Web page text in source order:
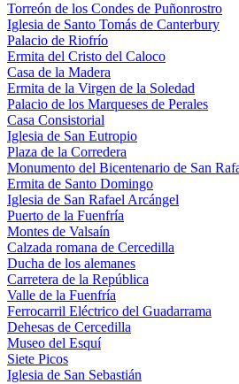
Torreón de los Condes de Puñonrostro
Iglesia de Santo Tomás de Canterbury
Palacio de Riofrío
Ermita del Cristo del Caloco
Casa de la Madera
Ermita de la Virgen de la Soledad
Palacio de los Marqueses de Perales
Casa Consistorial
Iglesia de San Eutropio
Plaza de la Corredera
Monumento del Bicentenario de San
Ermita de Santo Domingo
Iglesia de San Rafael Arcángel
Puerto de la Fuenfría
Montes de Valsaín
Calzada romana de Cercedilla
Ducha de los alemanes
Carretera de la República
Valle de la Fuenfría
Ferrocarril Eléctrico del Guadarrama
Dehesas de Cercedilla
Museo del Esquí
Siete Picos
Iglesia de San Sebastián